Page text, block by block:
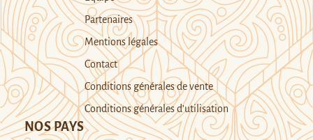
Partenaires
Mentions légales
Contact
Conditions générales de vente
Conditions générales d’utilisation
NOS PAYS